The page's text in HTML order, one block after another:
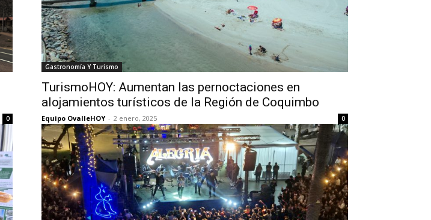
0
Gastronomía Y Turismo
TurismoHOY: Aumentan las pernoctaciones en
alojamientos turísticos de la Región de Coquimbo
Equipo OvalleHOY - 2 enero, 2025 0